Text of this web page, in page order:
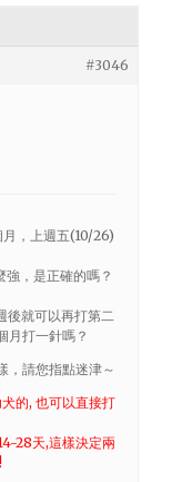
#3046
，上週五(10/26)
，是正確的嗎？
後就可以再打第二
月打一針嗎？
，請您指點迷津～
的, 也可以直接打
28天,這樣決定兩